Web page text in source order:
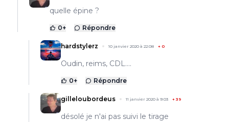
quelle épine ?
0+ Répondre
hardstylerz 10 janvier 2020 à 22:08 + 0
Oudin, reims, CDL....
0+ Répondre
gilleloubordeus 11 janvier 2020 à 9:03 + 39
désolé je n'ai pas suivi le tirage